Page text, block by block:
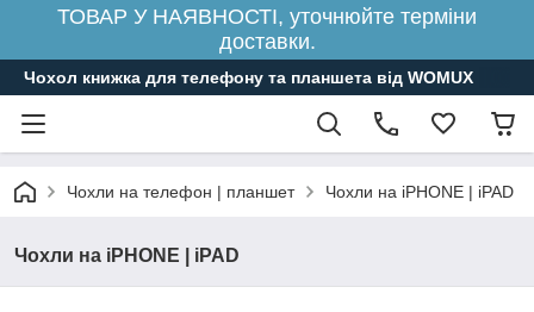
ТОВАР У НАЯВНОСТІ, уточнюйте терміни
доставки.
Чохол книжка для телефону та планшета від WOMUX
Чохли на телефон | планшет Чохли на iPHONE | iPAD
Чохли на iPHONE | iPAD